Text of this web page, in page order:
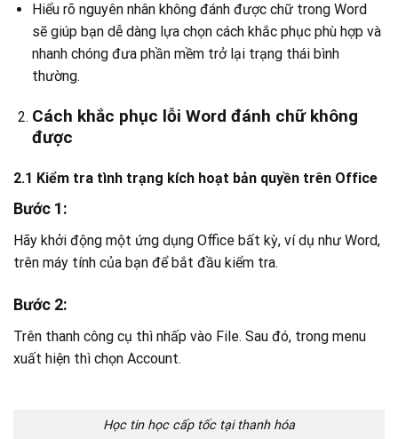
Hiểu rõ nguyên nhân không đánh được chữ trong Word
sẽ giúp bạn dễ dàng lựa chọn cách khắc phục phù hợp và
nhanh chóng đưa phần mềm trở lại trạng thái bình
thường.
Cách khắc phục lỗi Word đánh chữ không
được
2.1 Kiểm tra tình trạng kích hoạt bản quyền trên Office
Bước 1:
Hãy khởi động một ứng dụng Office bất kỳ, ví dụ như Word,
trên máy tính của bạn để bắt đầu kiểm tra.
Bước 2:
Trên thanh công cụ thì nhấp vào File. Sau đó, trong menu
xuất hiện thì chọn Account.
Học tin học cấp tốc tại thanh hóa